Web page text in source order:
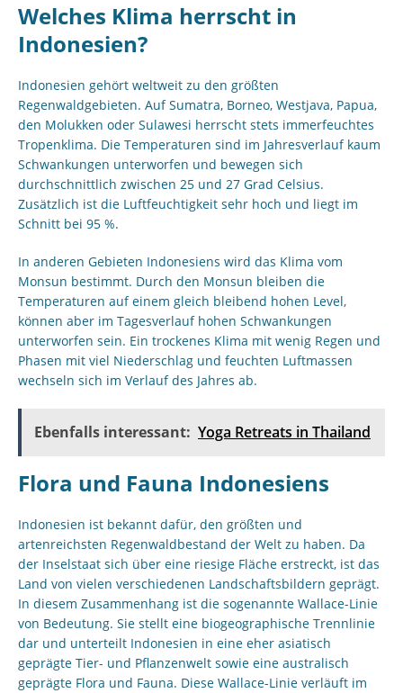
Welches Klima herrscht in
Indonesien?
Indonesien gehört weltweit zu den größten
Regenwaldgebieten. Auf Sumatra, Borneo, Westjava, Papua,
den Molukken oder Sulawesi herrscht stets immerfeuchtes
Tropenklima. Die Temperaturen sind im Jahresverlauf kaum
Schwankungen unterworfen und bewegen sich
durchschnittlich zwischen 25 und 27 Grad Celsius.
Zusätzlich ist die Luftfeuchtigkeit sehr hoch und liegt im
Schnitt bei 95 %.
In anderen Gebieten Indonesiens wird das Klima vom
Monsun bestimmt. Durch den Monsun bleiben die
Temperaturen auf einem gleich bleibend hohen Level,
können aber im Tagesverlauf hohen Schwankungen
unterworfen sein. Ein trockenes Klima mit wenig Regen und
Phasen mit viel Niederschlag und feuchten Luftmassen
wechseln sich im Verlauf des Jahres ab.
Ebenfalls interessant: Yoga Retreats in Thailand
Flora und Fauna Indonesiens
Indonesien ist bekannt dafür, den größten und
artenreichsten Regenwaldbestand der Welt zu haben. Da
der Inselstaat sich über eine riesige Fläche erstreckt, ist das
Land von vielen verschiedenen Landschaftsbildern geprägt.
In diesem Zusammenhang ist die sogenannte Wallace-Linie
von Bedeutung. Sie stellt eine biogeographische Trennlinie
dar und unterteilt Indonesien in eine eher asiatisch
geprägte Tier- und Pflanzenwelt sowie eine australisch
geprägte Flora und Fauna. Diese Wallace-Linie verläuft im